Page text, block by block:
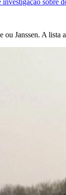
ou Janssen. A